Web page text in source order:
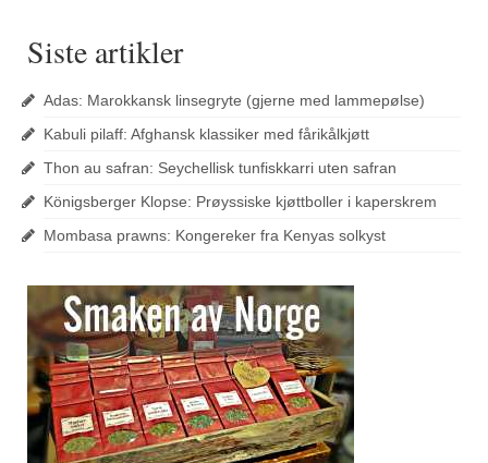
Siste artikler
Adas: Marokkansk linsegryte (gjerne med lammepølse)
Kabuli pilaff: Afghansk klassiker med fårikålkjøtt
Thon au safran: Seychellisk tunfiskkarri uten safran
Königsberger Klopse: Prøyssiske kjøttboller i kaperskrem
Mombasa prawns: Kongereker fra Kenyas solkyst